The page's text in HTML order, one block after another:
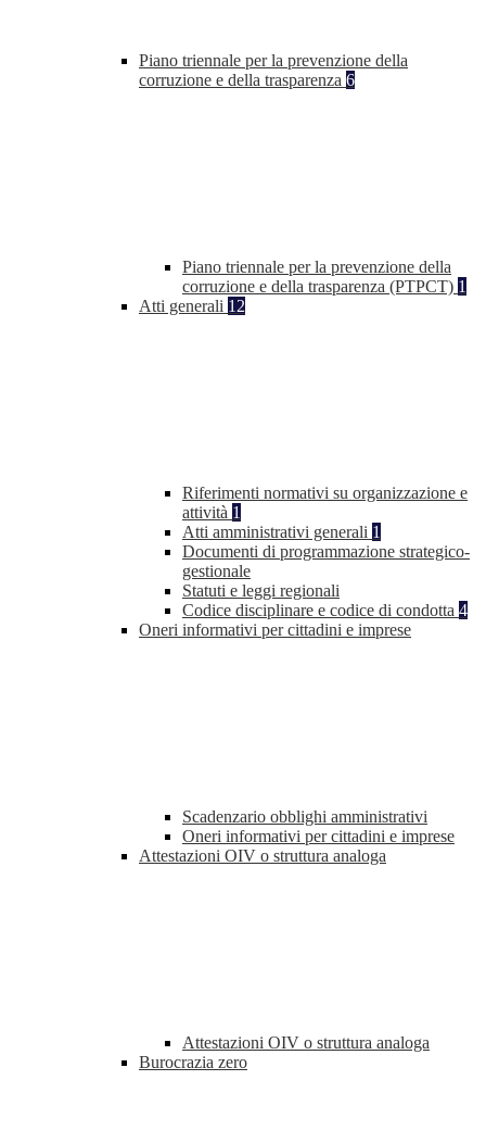
Piano triennale per la prevenzione della
corruzione e della trasparenza 6
Piano triennale per la prevenzione della
corruzione e della trasparenza (PTPCT) 1
Atti generali 12
Riferimenti normativi su organizzazione e
attività 1
Atti amministrativi generali 1
Documenti di programmazione strategico-
gestionale
Statuti e leggi regionali
Codice disciplinare e codice di condotta 4
Oneri informativi per cittadini e imprese
Scadenzario obblighi amministrativi
Oneri informativi per cittadini e imprese
Attestazioni OIV o struttura analoga
Attestazioni OIV o struttura analoga
Burocrazia zero